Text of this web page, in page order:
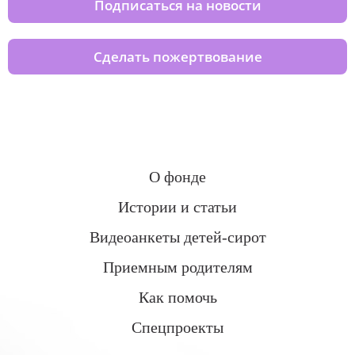
Подписаться на новости
Сделать пожертвование
О фонде
Истории и статьи
Видеоанкеты детей-сирот
Приемным родителям
Как помочь
Спецпроекты